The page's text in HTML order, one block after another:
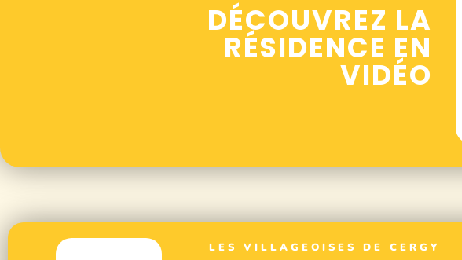
DÉCOUVREZ LA
RÉSIDENCE EN
VIDÉO
LES VILLAGEOISES DE CERGY